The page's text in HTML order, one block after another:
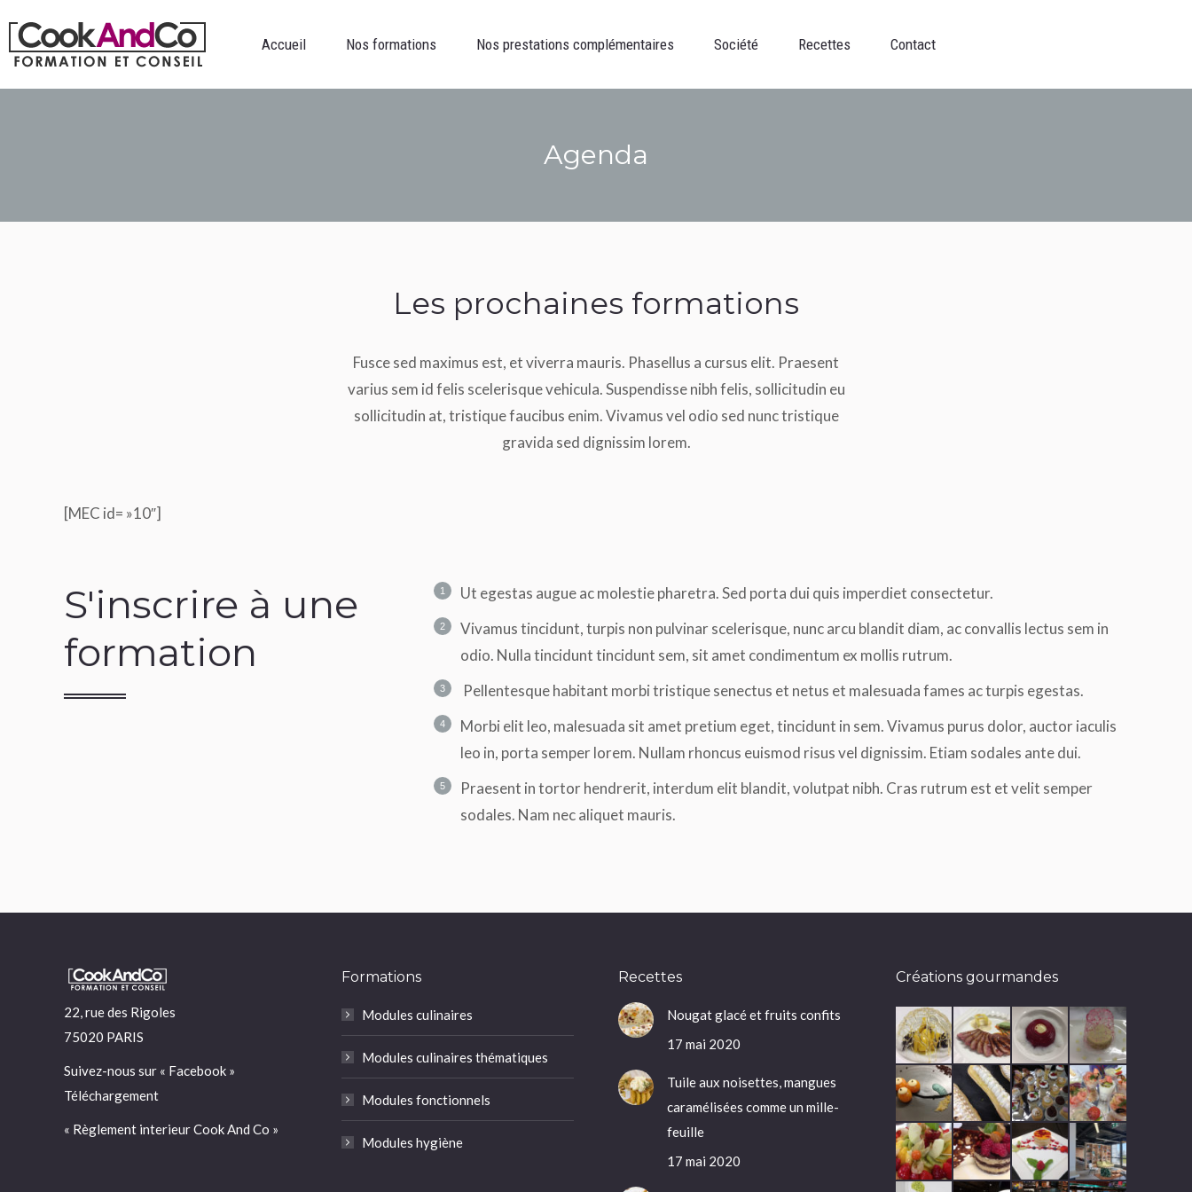
Accueil Nos formations Nos prestations complémentaires Société Recettes Contact
Agenda
Les prochaines formations
Fusce sed maximus est, et viverra mauris. Phasellus a cursus elit. Praesent
varius sem id felis scelerisque vehicula. Suspendisse nibh felis, sollicitudin eu
sollicitudin at, tristique faucibus enim. Vivamus vel odio sed nunc tristique
gravida sed dignissim lorem.
[MEC id= »10″]
S'inscrire à une
formation
Ut egestas augue ac molestie pharetra. Sed porta dui quis imperdiet consectetur.
Vivamus tincidunt, turpis non pulvinar scelerisque, nunc arcu blandit diam, ac convallis lectus sem in
odio. Nulla tincidunt tincidunt sem, sit amet condimentum ex mollis rutrum.
Pellentesque habitant morbi tristique senectus et netus et malesuada fames ac turpis egestas.
Morbi elit leo, malesuada sit amet pretium eget, tincidunt in sem. Vivamus purus dolor, auctor iaculis
leo in, porta semper lorem. Nullam rhoncus euismod risus vel dignissim. Etiam sodales ante dui.
Praesent in tortor hendrerit, interdum elit blandit, volutpat nibh. Cras rutrum est et velit semper
sodales. Nam nec aliquet mauris.
22, rue des Rigoles
75020 PARIS
Suivez-nous sur « Facebook »
Téléchargement
« Règlement interieur Cook And Co »
Formations
Modules culinaires
Modules culinaires thématiques
Modules fonctionnels
Modules hygiène
Recettes
Nougat glacé et fruits confits
17 mai 2020
Tuile aux noisettes, mangues
caramélisées comme un mille-
feuille
17 mai 2020
Créations gourmandes
Accueil